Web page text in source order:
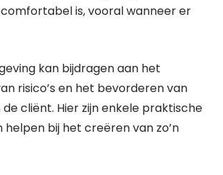
is, vooral wanneer er
kan bijdragen aan het
risico’s en het bevorderen van
cliënt. Hier zijn enkele praktische
helpen bij het creëren van zo’n